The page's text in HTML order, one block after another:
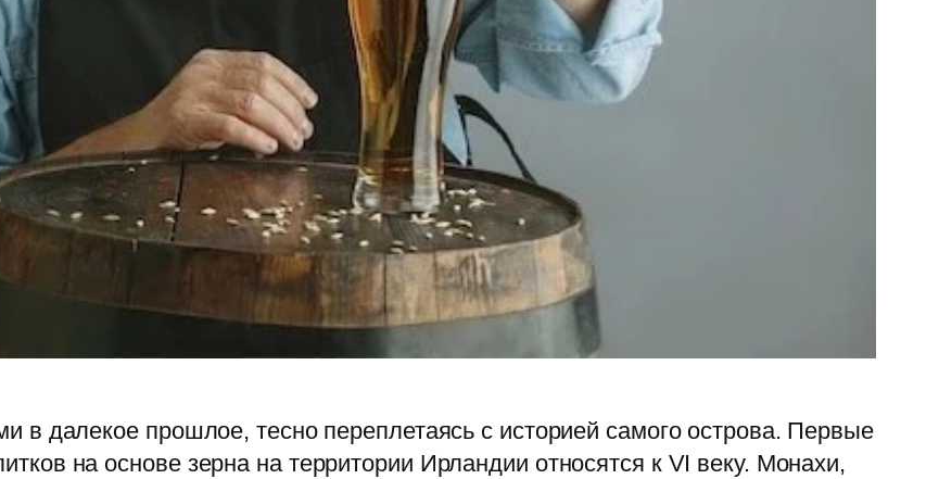
в далекое прошлое, тесно переплетаясь с историей самого острова. Первые
на основе зерна на территории Ирландии относятся к VI веку. Монахи,